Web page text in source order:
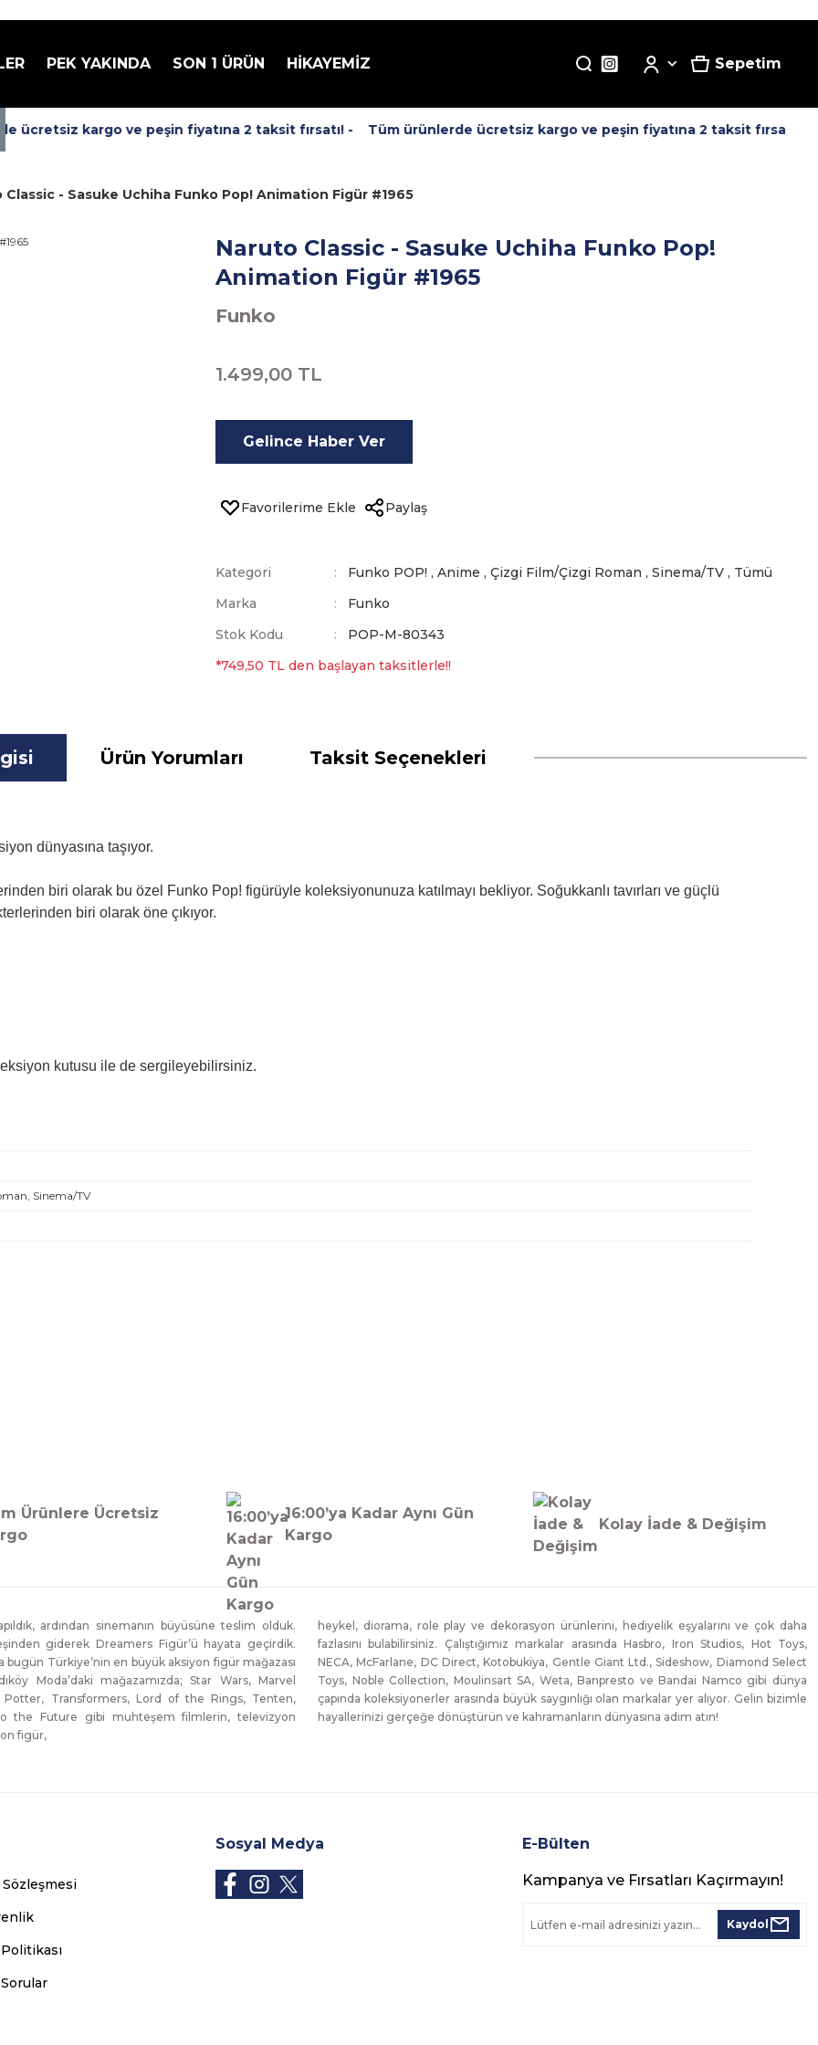
PEK YAKINDA SON 1 ÜRÜN HİKAYEMİZ Sepetim
ücretsiz kargo ve peşin fiyatına 2 taksit fırsatı! - Tüm ürünlerde ücretsiz kargo ve peşin fiyatına 2 taksit fırsatı! -
Classic - Sasuke Uchiha Funko Pop! Animation Figür #1965
Naruto Classic - Sasuke Uchiha Funko Pop!
Animation Figür #1965
Funko
1.499,00 TL
Gelince Haber Ver
Paylaş
Kategori Funko POP! , Anime , Çizgi Film/Çizgi Roman , Sinema/TV , Tümü
Marka
Funko
Stok Kodu
POP-M-80343
*749,50 TL den başlayan taksitlerle!!
Ürün Yorumları Taksit Seçenekleri
dünyasına taşıyor.
biri olarak bu özel Funko Pop! figürüyle koleksiyonunuza katılmayı bekliyor. Soğukkanlı tavırları ve güçlü
biri olarak öne çıkıyor.
kutusu ile de sergileyebilirsiniz.
Sinema/TV
Ürünlere Ücretsiz
16:00’ya Kadar Aynı Gün
Kargo
Kolay İade & Değişim
ardından sinemanın büyüsüne teslim olduk.
giderek Dreamers Figür’ü hayata geçirdik.
bugün Türkiye’nin en büyük aksiyon figür mağazası
Moda’daki mağazamızda; Star Wars, Marvel
Potter, Transformers, Lord of the Rings, Tenten,
the Future gibi muhteşem filmlerin, televizyon
figür,
heykel, diorama, role play ve dekorasyon ürünlerini, hediyelik eşyalarını ve çok daha
fazlasını bulabilirsiniz. Çalıştığımız markalar arasında Hasbro, Iron Studios, Hot Toys,
NECA, McFarlane, DC Direct, Kotobukiya, Gentle Giant Ltd., Sideshow, Diamond Select
Toys, Noble Collection, Moulinsart SA, Weta, Banpresto ve Bandai Namco gibi dünya
çapında koleksiyonerler arasında büyük saygınlığı olan markalar yer alıyor. Gelin bizimle
hayallerinizi gerçeğe dönüştürün ve kahramanların dünyasına adım atın!
Sözleşmesi
Sosyal Medya E-Bülten
Kampanya ve Fırsatları Kaçırmayın!
Kaydol